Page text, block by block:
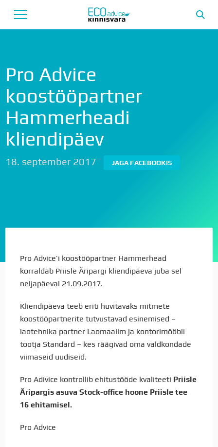
Uusarendused
Tutvustus
Teenused
Uudised
Meeskond
Pro Advice
koostööpartner
Hammerheadi
kliendipäev
18. september 2017 JAGA FACEBOOKIS
Pro Advice’i koostööpartner Hammerhead
korraldab Priisle Äripargi kliendipäeva juba sel
neljapäeval 21.09.2017.
Kliendipäeva teeb eriti huvitavaks mitmete
koostööpartnerite tutvustavad esinemised –
laotehnika partner Laomaailm ja kontorimööbli
tootja Standard – kes räägivad oma valdkondade
viimaseid uudiseid.
Pro Adivice kontrollib ehitustööde kvaliteeti Priisle
Äripargis asuva Stock-office hoone Priisle tee
16 ehitamisel.
Pro Advice